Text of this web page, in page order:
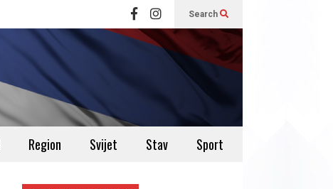
Search
Region Svijet Stav Sport